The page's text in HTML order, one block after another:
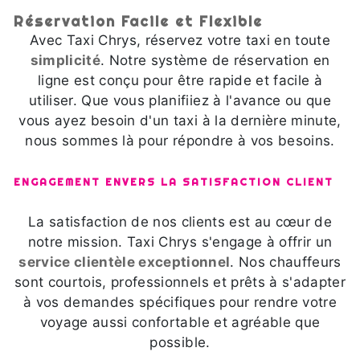
Réservation Facile et Flexible
Avec Taxi Chrys, réservez votre taxi en toute
simplicité. Notre système de réservation en
ligne est conçu pour être rapide et facile à
utiliser. Que vous planifiiez à l'avance ou que
vous ayez besoin d'un taxi à la dernière minute,
nous sommes là pour répondre à vos besoins.
ENGAGEMENT ENVERS LA SATISFACTION CLIENT
La satisfaction de nos clients est au cœur de
notre mission. Taxi Chrys s'engage à offrir un
service clientèle exceptionnel. Nos chauffeurs
sont courtois, professionnels et prêts à s'adapter
à vos demandes spécifiques pour rendre votre
voyage aussi confortable et agréable que
possible.